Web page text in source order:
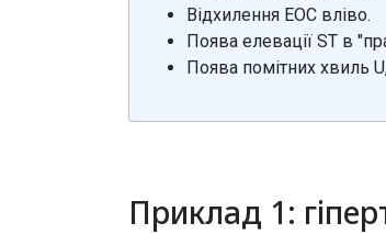
Відхилення ЕОС вліво.
Поява елевації ST в
Поява помітних хвиль
Приклад 1: